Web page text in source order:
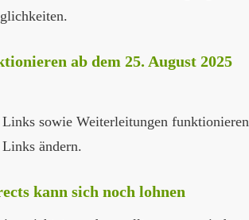
ab dem 25. August 2025
sowie Weiterleitungen funktionieren
ändern.
kann sich noch lohnen